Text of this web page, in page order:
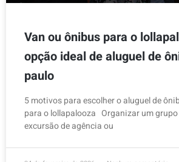
Van ou ônibus para o
opção ideal de aluguel de
paulo
5 motivos para escolher o aluguel de
para o lollapalooza Organizar um
excursão de agência ou